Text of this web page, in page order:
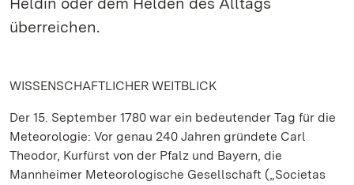
überreichen.
WISSENSCHAFTLICHER WEITBLICK
Der 15. September 1780 war ein bedeutender Tag für die
Meteorologie: Vor genau 240 Jahren gründete Carl
Theodor, Kurfürst von der Pfalz und Bayern, die
Mannheimer Meteorologische Gesellschaft („Societas